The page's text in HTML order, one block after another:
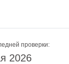
проверки:
2026